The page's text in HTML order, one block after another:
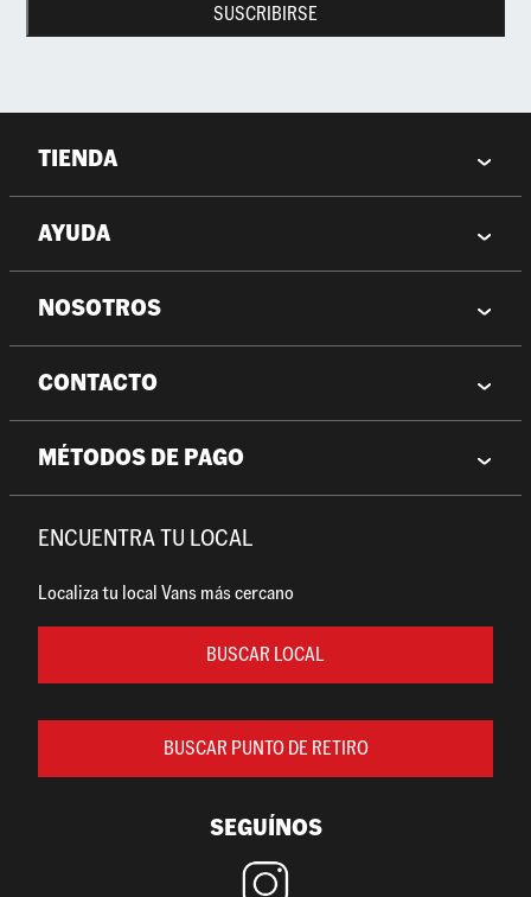
SUSCRIBIRSE
TIENDA
AYUDA
NOSOTROS
CONTACTO
MÉTODOS DE PAGO
ENCUENTRA TU LOCAL
Localiza tu local Vans más cercano
BUSCAR LOCAL
BUSCAR PUNTO DE RETIRO
SEGUÍNOS